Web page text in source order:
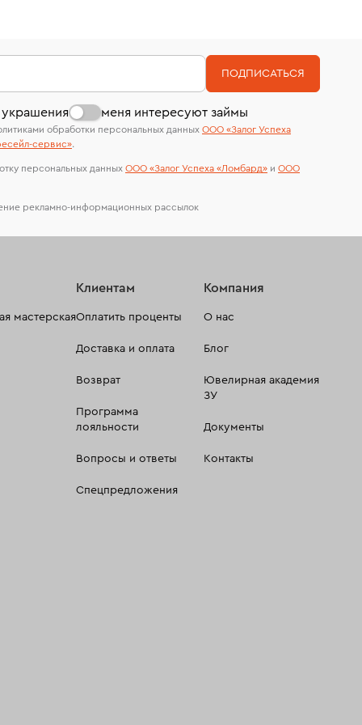
На особо ценные изделия получены
сертификаты МГУ и других геммологических
лабораторий
меня интересуют займы
ПОДПИСАТЬСЯ
обработки персональных данных ООО «Залог Успеха
сервиc».
персональных данных ООО «Залог Успеха «Ломбард» и ООО
рекламно-информационных рассылок
мастерская
Клиентам
Оплатить проценты
Доставка и оплата
Возврат
Программа
лояльности
Вопросы и ответы
Спецпредложения
Компания
О нас
Блог
Ювелирная академия
ЗУ
Документы
Контакты